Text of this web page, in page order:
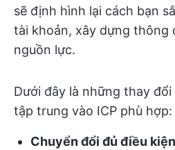
sẽ định hình lại cách bạn
tài khoản, xây dựng thông
nguồn lực.
Dưới đây là những thay
tập trung vào ICP phù hợp:
Chuyển đổi đủ điều